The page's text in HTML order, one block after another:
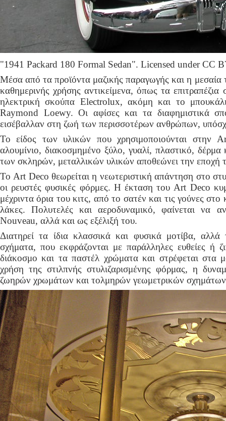
"1941 Packard 180 Formal Sedan". Licensed under CC
Μέσα από τα προϊόντα μαζικής παραγωγής και η
καθημερινής χρήσης αντικείμενα, όπως τα
ηλεκτρική σκούπα Electrolux, ακόμη και το
Raymond Loewy. Οι αφίσες και τα διαφημιστικά
εισέβαλλαν στη ζωή των περισσοτέρων ανθρώπων,
Το είδος των υλικών που χρησιμοποιούνται στην
αλουμίνιο, διακοσμημένο ξύλο, γυαλί, πλαστικό,
των σκληρών, μεταλλικών υλικών αποθεώνει την εποχή
Το Art Deco θεωρείται η νεωτεριστική απάντηση στο
οι ρευστές φυσικές φόρμες. Η έκταση του Art Deco
μέχριντα όρια του κιτς, από το σατέν και τις γούνες
λάκες. Πολυτελές και αεροδυναμικό, φαίνεται να
Nouveau, αλλά και ως εξέλιξή του.
Διατηρεί τα ίδια κλασσικά και φυσικά μοτίβα,
σχήματα, που εκφράζονται με παράλληλες ευθείες ή
διάκοσμο και τα παστέλ χρώματα και στρέφεται
χρήση της στιλπνής στυλιζαρισμένης φόρμας, η
ζωηρών χρωμάτων και τολμηρών γεωμετρικών σχημάτων